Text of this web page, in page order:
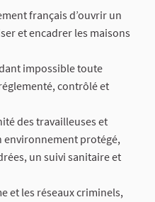
français d’ouvrir un
et encadrer les maisons
impossible toute
contrôlé et
des travailleuses et
environnement protégé,
un suivi sanitaire et
et les réseaux criminels,